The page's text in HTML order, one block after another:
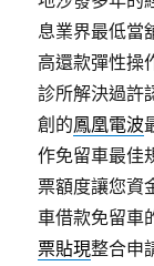
息業界最低當
高還款彈性操
診所解決過許
創的鳳凰電波
作免留車最佳
票額度讓您資
車借款免留車
票貼現整合申